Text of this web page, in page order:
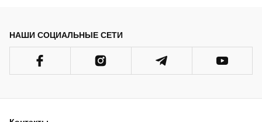
НАШИ СОЦИАЛЬНЫЕ СЕТИ